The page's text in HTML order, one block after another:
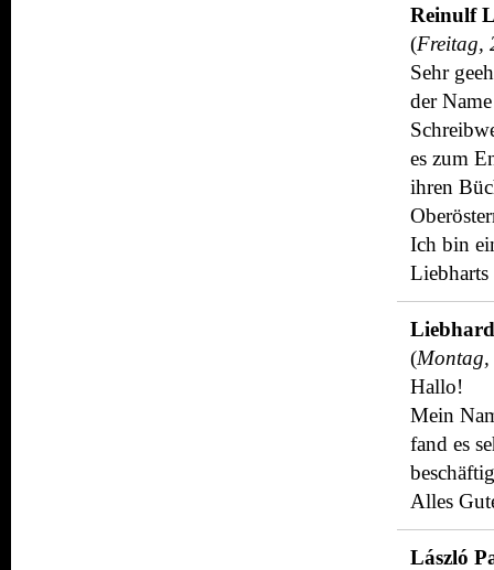
Reinulf
(Freitag,
Sehr
der
es zum
ihren
Ich bin
Liebharts
(
Hallo!
Mein
fand es
Alles
László